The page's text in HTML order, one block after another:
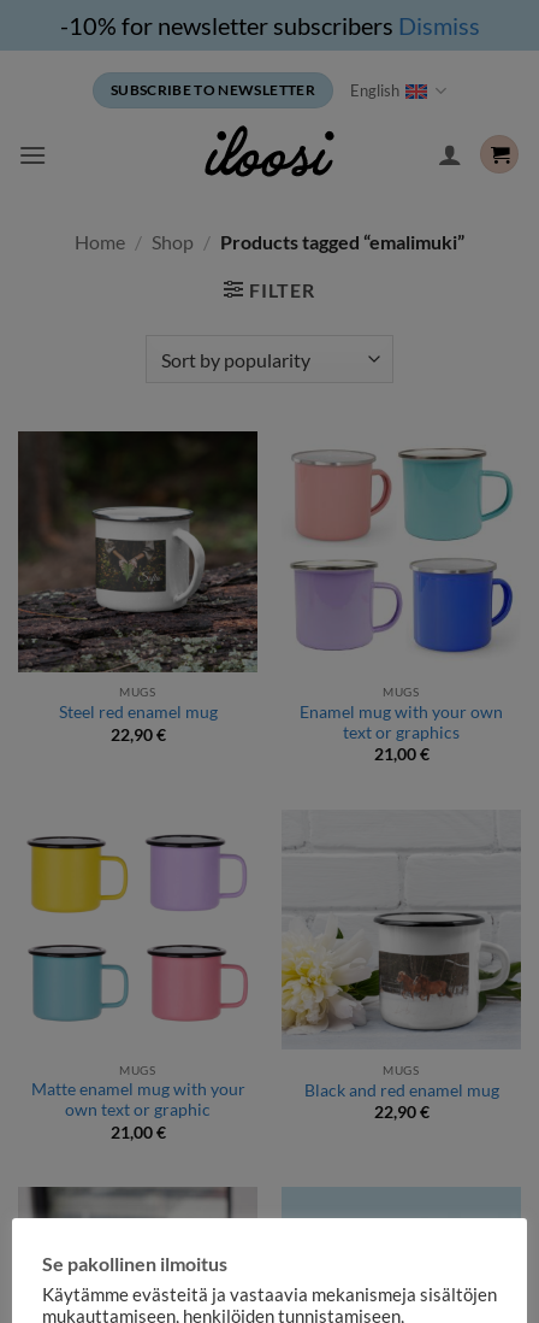
-10% for newsletter subscribers Dismiss
SUBSCRIBE TO NEWSLETTER English
Home / Shop / Products tagged “emalimuki”
FILTER
MUGS
Steel red enamel mug
22,90€
MUGS
Enamel mug with your own
text or graphics
21,00€
MUGS
Matte enamel mug with your
own text or graphic
21,00€
MUGS
Black and red enamel mug
22,90€
Se pakollinen ilmoitus
Käytämme evästeitä ja vastaavia mekanismeja sisältöjen
mukauttamiseen, henkilöiden tunnistamiseen,